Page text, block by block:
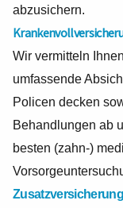
abzusichern.
Wir vermitteln
umfassende
Policen decken
Behandlungen ab
besten (zahn-)